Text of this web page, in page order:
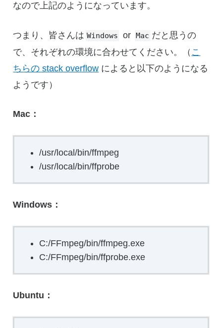
なので上記のようになっています。
つまり、皆さんは Windows or Mac だと思うの
で、それぞれの環境に合わせてください。（ こ
ちらの stack overflow によると以下のようになる
ようです）
Mac：
/usr/local/bin/ffmpeg
/usr/local/bin/ffprobe
Windows：
C:/FFmpeg/bin/ffmpeg.exe
C:/FFmpeg/bin/ffprobe.exe
Ubuntu：